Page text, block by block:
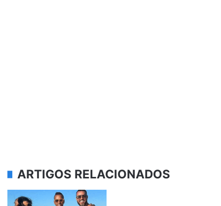
ARTIGOS RELACIONADOS